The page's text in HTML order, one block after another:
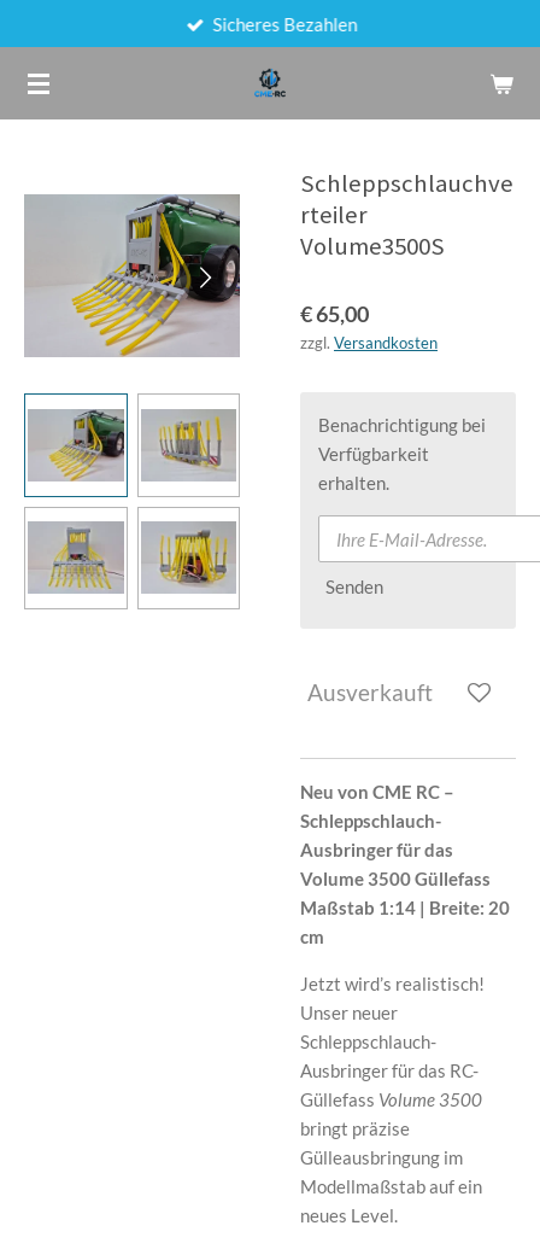
Hauptinhalt
springen
Sicheres Bezahlen
Schleppschlauchve
rteiler
Volume3500S
€ 65,00
zzgl. Versandkosten
Benachrichtigung bei
Verfügbarkeit
erhalten.
Senden
Ausverkauft
Neu von CME RC –
Schleppschlauch-
Ausbringer für das
Volume 3500 Güllefass
Maßstab 1:14 | Breite: 20
cm
Jetzt wird’s realistisch!
Unser neuer
Schleppschlauch-
Ausbringer für das RC-
Güllefass Volume 3500
bringt präzise
Gülleausbringung im
Modellmaßstab auf ein
neues Level.